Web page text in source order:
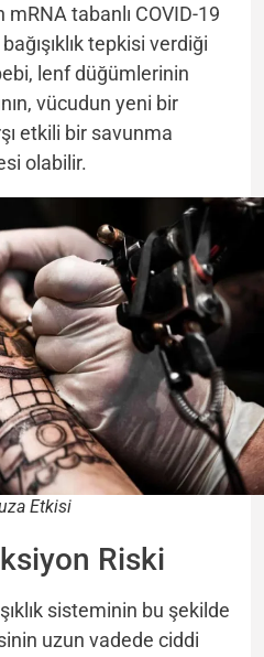
tabanlı COVID-19
tepkisi verdiği
lenf düğümlerinin
vücudun yeni bir
etkili bir savunma
olabilir.
Etkisi
Riski
sisteminin bu şekilde
uzun vadede ciddi